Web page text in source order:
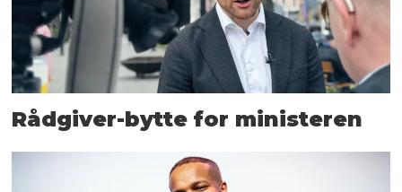
Rådgiver-bytte for ministeren